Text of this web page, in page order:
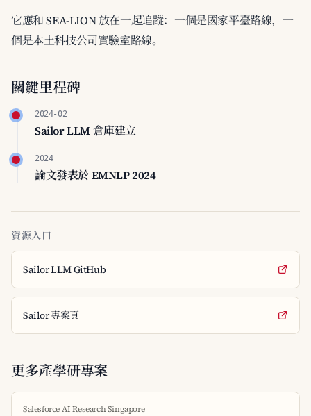
它應和 SEA-LION 放在一起追蹤：一個是國家平臺路線，一
個是本土科技公司實驗室路線。
關鍵里程碑
2024-02
Sailor LLM 倉庫建立
2024
論文發表於 EMNLP 2024
資源入口
Sailor LLM GitHub
Sailor 專案頁
更多產學研專案
Salesforce AI Research Singapore